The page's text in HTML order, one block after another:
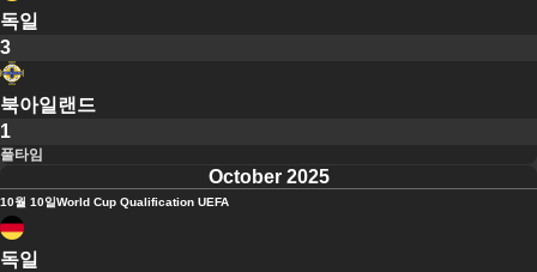
독일
3
북아일랜드
1
풀타임
October 2025
10월 10일World Cup Qualification UEFA
독일